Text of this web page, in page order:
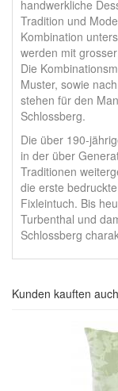
handwerkliche
Tradition und
Kombination
werden mit
Die
Muster, sowie
stehen für den
Schlossberg.
Die über 190-
in der über
Traditionen
die erste
Fixleintuch. Bis
Turbenthal und
Schlossberg
Kunden kauften auch